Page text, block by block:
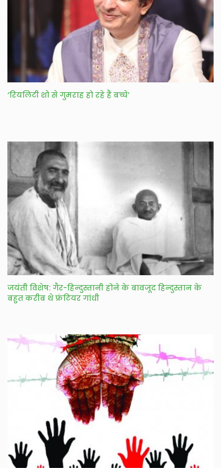
‘रियलिटी शो से गुमराह हो रहे हैं बच्चे’
जयंती विशेष: गैर-हिन्दुस्तानी होने के बावजूद हिन्दुस्तान के
बहुत करीब थे फ्रंटियर गांधी